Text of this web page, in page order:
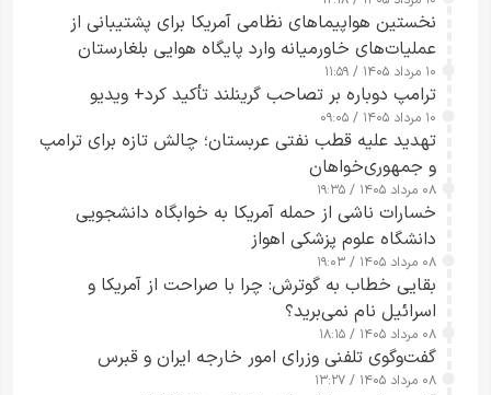
نخستین هواپیماهای نظامی آمریکا برای پشتیبانی از
عملیات‌های خاورمیانه وارد پایگاه هوایی بلغارستان
شدند
۱۰ مرداد ۱۴۰۵ / ۱۱:۵۹
ترامپ دوباره بر تصاحب گرینلند تأکید کرد+ ویدیو
۱۰ مرداد ۱۴۰۵ / ۰۹:۰۵
تهدید علیه قطب نفتی عربستان؛ چالش تازه برای ترامپ
و جمهوری‌خواهان
۰۸ مرداد ۱۴۰۵ / ۱۹:۳۵
خسارات ناشی از حمله آمریکا به خوابگاه دانشجویی
دانشگاه علوم پزشکی اهواز
۰۸ مرداد ۱۴۰۵ / ۱۹:۰۳
بقایی خطاب به گوترش: چرا با صراحت از آمریکا و
اسرائیل نام نمی‌برید؟
۰۸ مرداد ۱۴۰۵ / ۱۸:۱۵
گفت‌وگوی تلفنی وزرای امور خارجه ایران و قبرس
۰۸ مرداد ۱۴۰۵ / ۱۳:۲۷